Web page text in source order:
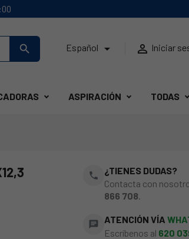
search Español   Iniciar
ASPIRACIÓN TODAS
phone
¿TIENES DUDAS?
Contacta con
866 708.
chat ATENCIÓN VÍA
Escríbenos al 620